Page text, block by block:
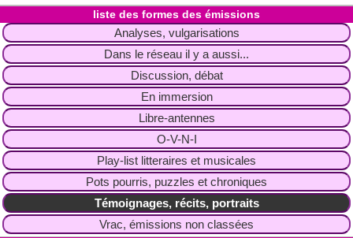
liste des formes des émissions
Analyses, vulgarisations
Dans le réseau il y a aussi...
Discussion, débat
En immersion
Libre-antennes
O-V-N-I
Play-list litteraires et musicales
Pots pourris, puzzles et chroniques
Témoignages, récits, portraits
Vrac, émissions non classées